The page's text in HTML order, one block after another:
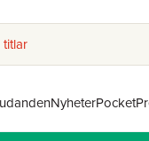
NyheterPocket